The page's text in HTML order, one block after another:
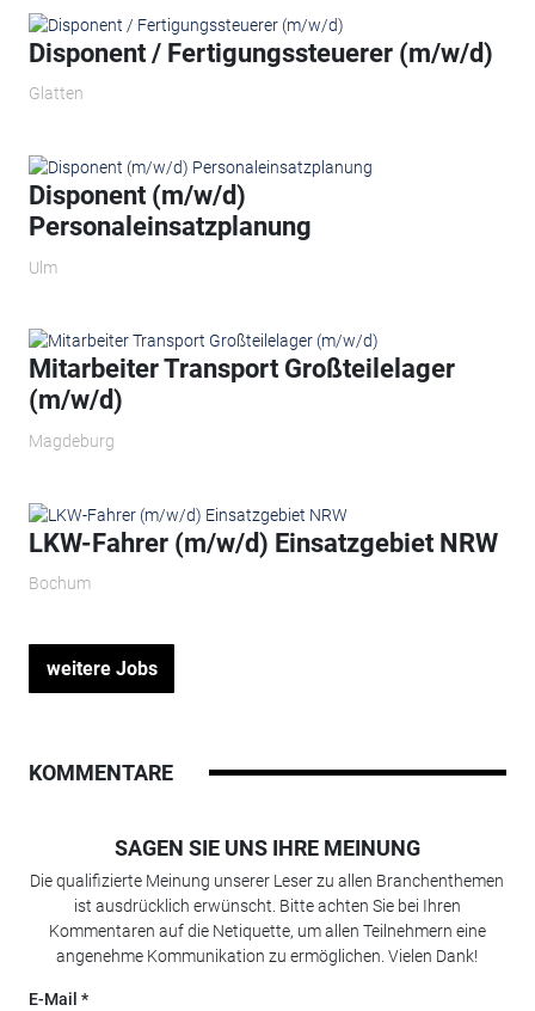
Disponent / Fertigungssteuerer (m/w/d)
Glatten
Disponent (m/w/d)
Personaleinsatzplanung
Ulm
Mitarbeiter Transport Großteilelager
(m/w/d)
Magdeburg
LKW-Fahrer (m/w/d) Einsatzgebiet NRW
Bochum
weitere Jobs
KOMMENTARE
SAGEN SIE UNS IHRE MEINUNG
Die qualifizierte Meinung unserer Leser zu allen Branchenthemen
ist ausdrücklich erwünscht. Bitte achten Sie bei Ihren
Kommentaren auf die Netiquette, um allen Teilnehmern eine
angenehme Kommunikation zu ermöglichen. Vielen Dank!
E-Mail